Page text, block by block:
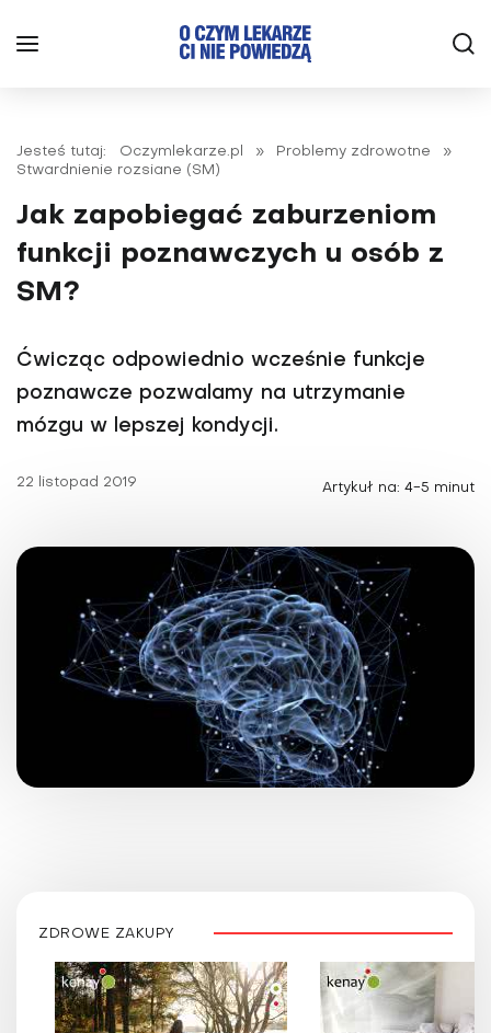
Jesteś tutaj: Oczymlekarze.pl » Problemy zdrowotne
»
Stwardnienie rozsiane (SM)
Jak zapobiegać zaburzeniom
funkcji poznawczych u osób z
SM?
Ćwicząc odpowiednio wcześnie funkcje
poznawcze pozwalamy na utrzymanie
mózgu w lepszej kondycji.
22 listopad 2019 Artykuł na: 4-5 minut
ZDROWE ZAKUPY